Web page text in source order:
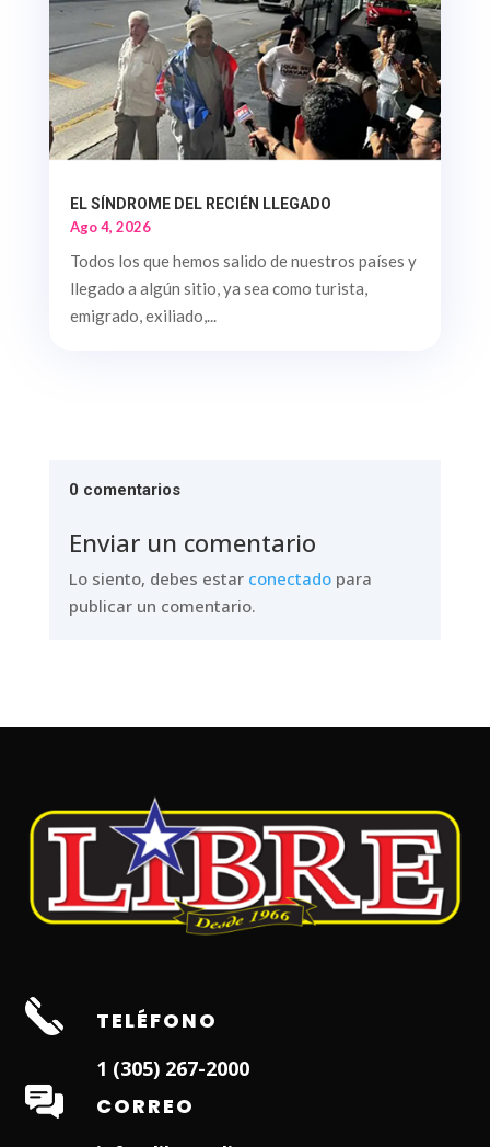
EL SÍNDROME DEL RECIÉN LLEGADO
Ago 4, 2026
Todos los que hemos salido de nuestros países y
llegado a algún sitio, ya sea como turista,
emigrado, exiliado,...
0 comentarios
Enviar un comentario
Lo siento, debes estar conectadopara
publicar un comentario.
TELÉFONO
1 (305) 267-2000
CORREO